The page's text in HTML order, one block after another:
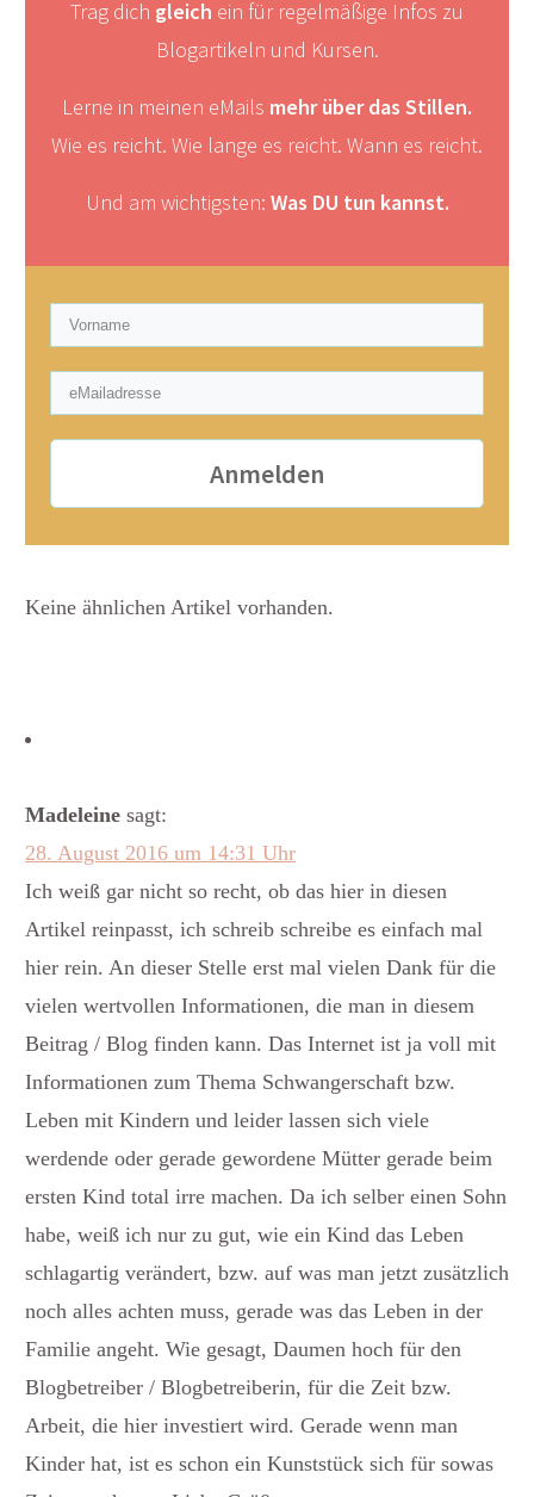
Trag dich gleich ein für regelmäßige Infos zu
Blogartikeln und Kursen.
Lerne in meinen eMails mehr über das Stillen.
Wie es reicht. Wie lange es reicht. Wann es reicht.
Und am wichtigsten: Was DU tun kannst.
Anmelden
Keine ähnlichen Artikel vorhanden.
Madeleine sagt:
28. August 2016 um 14:31 Uhr
Ich weiß gar nicht so recht, ob das hier in diesen
Artikel reinpasst, ich schreib schreibe es einfach mal
hier rein. An dieser Stelle erst mal vielen Dank für die
vielen wertvollen Informationen, die man in diesem
Beitrag / Blog finden kann. Das Internet ist ja voll mit
Informationen zum Thema Schwangerschaft bzw.
Leben mit Kindern und leider lassen sich viele
werdende oder gerade gewordene Mütter gerade beim
ersten Kind total irre machen. Da ich selber einen Sohn
habe, weiß ich nur zu gut, wie ein Kind das Leben
schlagartig verändert, bzw. auf was man jetzt zusätzlich
noch alles achten muss, gerade was das Leben in der
Familie angeht. Wie gesagt, Daumen hoch für den
Blogbetreiber / Blogbetreiberin, für die Zeit bzw.
Arbeit, die hier investiert wird. Gerade wenn man
Kinder hat, ist es schon ein Kunststück sich für sowas